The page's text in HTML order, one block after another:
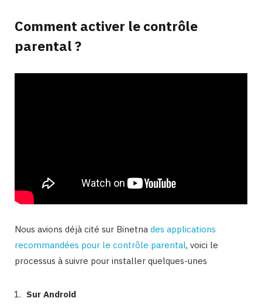
Comment activer le contrôle
parental ?
Nous avions déjà cité sur Binetna des applications
recommandées pour le contrôle parental, voici le
processus à suivre pour installer quelques-unes
Sur Android